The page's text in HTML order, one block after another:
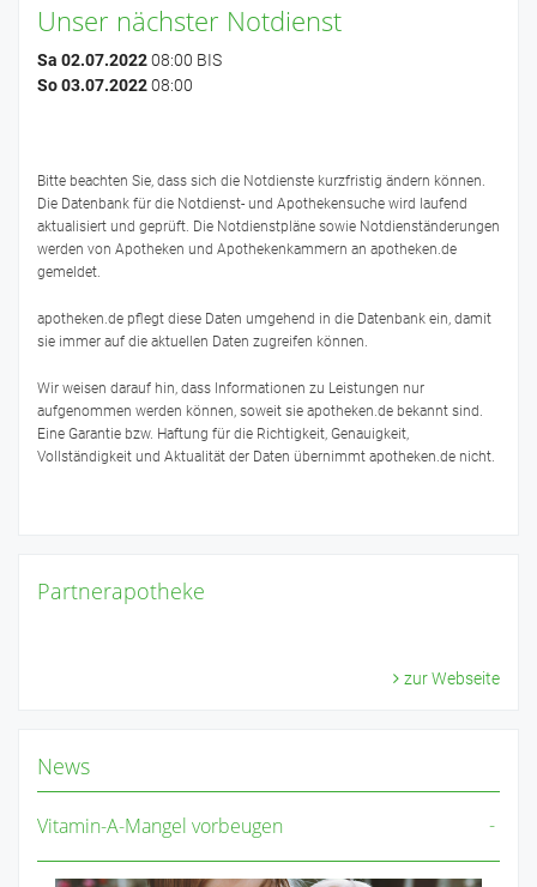
Unser nächster Notdienst
Sa 02.07.202208:00 BIS
So 03.07.202208:00
Bitte beachten Sie, dass sich die Notdienste kurzfristig ändern können.
Die Datenbank für die Notdienst- und Apothekensuche wird laufend
aktualisiert und geprüft. Die Notdienstpläne sowie Notdienständerungen
werden von Apotheken und Apothekenkammern an apotheken.de
gemeldet.
apotheken.de pflegt diese Daten umgehend in die Datenbank ein, damit
sie immer auf die aktuellen Daten zugreifen können.
Wir weisen darauf hin, dass Informationen zu Leistungen nur
aufgenommen werden können, soweit sie apotheken.de bekannt sind.
Eine Garantie bzw. Haftung für die Richtigkeit, Genauigkeit,
Vollständigkeit und Aktualität der Daten übernimmt apotheken.de nicht.
Partnerapotheke
zur Webseite
News
Vitamin-A-Mangel vorbeugen